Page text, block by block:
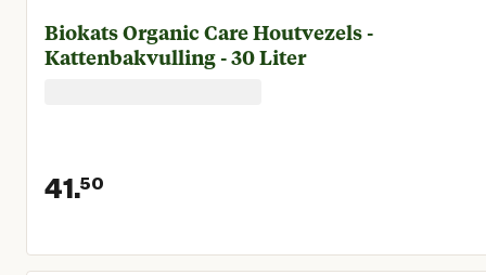
Biokats Organic Care Houtvezels -
Kattenbakvulling - 30 Liter
41.50
Huidige prijs € 41,50